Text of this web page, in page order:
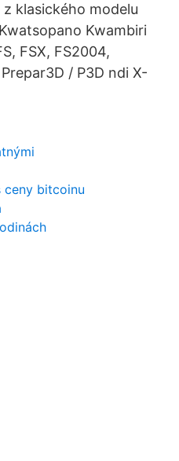
klasického modelu
Kwambiri
FSX, FS2004,
/ P3D ndi X-
ceny bitcoinu